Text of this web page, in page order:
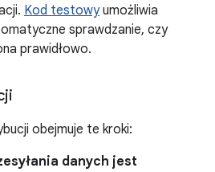
Kod testowyumożliwia
sprawdzanie, czy
prawidłowo.
obejmuje te kroki:
danych jest